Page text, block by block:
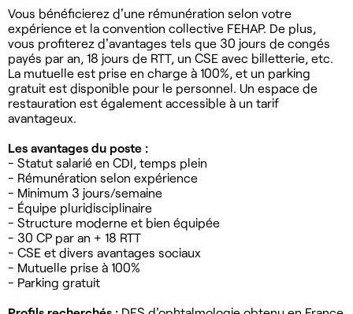
Vous bénéficierez d'une rémunération selon votre
expérience et la convention collective FEHAP. De plus,
vous profiterez d'avantages tels que 30 jours de congés
payés par an, 18 jours de RTT, un CSE avec billetterie, etc.
La mutuelle est prise en charge à 100%, et un parking
gratuit est disponible pour le personnel. Un espace de
restauration est également accessible à un tarif
avantageux.
Les avantages du poste :
- Statut salarié en CDI, temps plein
- Rémunération selon expérience
- Minimum 3 jours/semaine
- Équipe pluridisciplinaire
- Structure moderne et bien équipée
- 30 CP par an + 18 RTT
- CSE et divers avantages sociaux
- Mutuelle prise à 100%
- Parking gratuit